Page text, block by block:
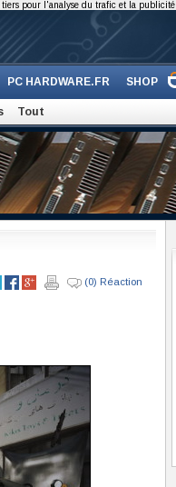
PC HARDWARE.FR SHOP
Tout
(0) Réaction
tiers pour l'analyse du trafic et la publicité